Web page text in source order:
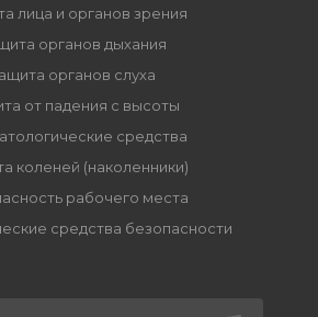
лица и органов зрения
органов дыхания
органов слуха
от падения с высоты
средства
коленей (наколенники)
рабочего места
средства безопасности